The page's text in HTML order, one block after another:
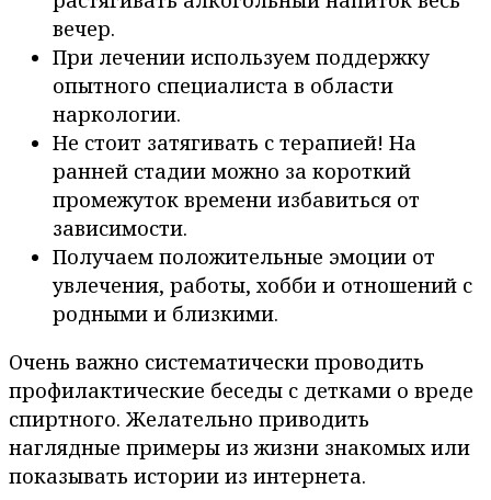
вечер.
При лечении используем поддержку
опытного специалиста в области
наркологии.
Не стоит затягивать с терапией! На
ранней стадии можно за короткий
промежуток времени избавиться от
зависимости.
Получаем положительные эмоции от
увлечения, работы, хобби и отношений с
родными и близкими.
Очень важно систематически проводить
профилактические беседы с детками о вреде
спиртного. Желательно приводить
наглядные примеры из жизни знакомых или
показывать истории из интернета.